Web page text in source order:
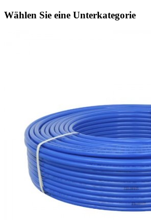
Wählen Sie eine Unterkategorie